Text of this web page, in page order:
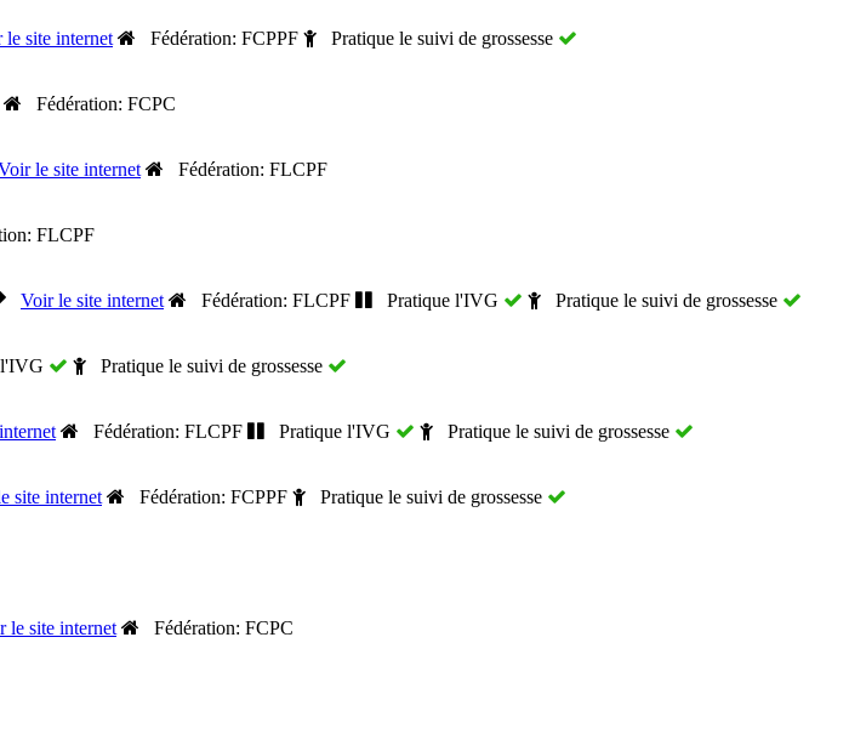
le site internet Fédération: FCPPF
Pratique le suivi de grossesse
Fédération: FCPC
le site internet
Fédération: FLCPF
FLCPF
Voir le site internet Fédération: FLCPF Pratique l'IVG
Pratique le suivi de grossesse
Pratique le suivi de grossesse
Fédération: FLCPF Pratique l'IVG
Pratique le suivi de grossesse
site internet Fédération: FCPPF
Pratique le suivi de grossesse
le site internet
Fédération: FCPC